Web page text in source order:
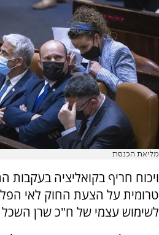
מליאת הכנסת
ויכוח חריף בקואליציה
טרומית על הצעת החוק לאי
לשימוש עצמי של ח"כ שרן